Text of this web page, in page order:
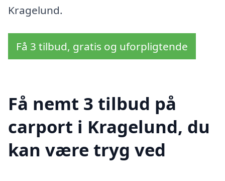
Kragelund.
Få 3 tilbud, gratis og uforpligtende
Få nemt 3 tilbud på
carport i Kragelund, du
kan være tryg ved